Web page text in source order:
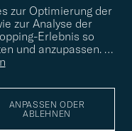
zur Optimierung der
zur Analyse der
Erlebnis so
und anzupassen. …
ANPASSEN ODER
ABLEHNEN
Ihrem persönlichen Stil?
gerne weiter!